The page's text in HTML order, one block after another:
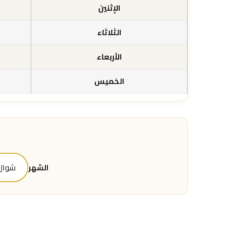
الإثنين
الثلاثاء
الأربعاء
الخميس
الشهر